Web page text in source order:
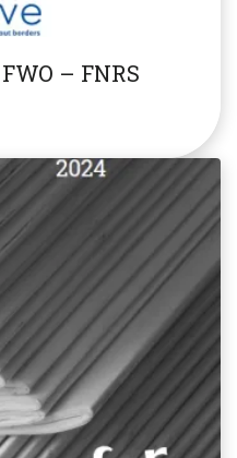
– FNRS